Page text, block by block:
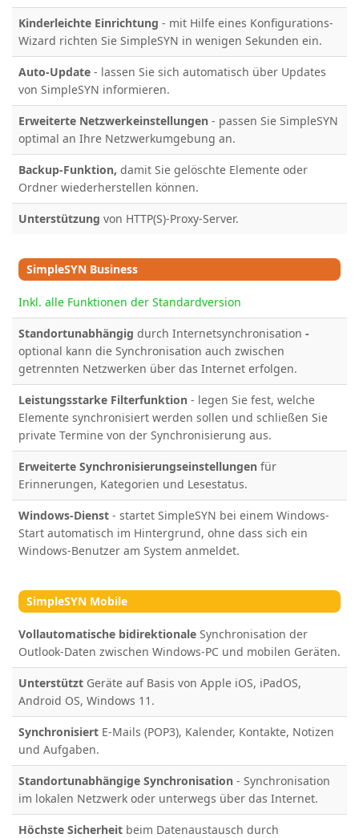
Kinderleichte Einrichtung - mit Hilfe eines Konfigurations-
Wizard richten Sie SimpleSYN in wenigen Sekunden ein.
Auto-Update - lassen Sie sich automatisch über Updates
von SimpleSYN informieren.
Erweiterte Netzwerkeinstellungen - passen Sie SimpleSYN
optimal an Ihre Netzwerkumgebung an.
Backup-Funktion, damit Sie gelöschte Elemente oder
Ordner wiederherstellen können.
Unterstützung von HTTP(S)-Proxy-Server.
SimpleSYN Business
Inkl. alle Funktionen der Standardversion
Standortunabhängig durch Internetsynchronisation -
optional kann die Synchronisation auch zwischen
getrennten Netzwerken über das Internet erfolgen.
Leistungsstarke Filterfunktion - legen Sie fest, welche
Elemente synchronisiert werden sollen und schließen Sie
private Termine von der Synchronisierung aus.
Erweiterte Synchronisierungseinstellungen für
Erinnerungen, Kategorien und Lesestatus.
Windows-Dienst - startet SimpleSYN bei einem Windows-
Start automatisch im Hintergrund, ohne dass sich ein
Windows-Benutzer am System anmeldet.
SimpleSYN Mobile
Vollautomatische bidirektionale Synchronisation der
Outlook-Daten zwischen Windows-PC und mobilen Geräten.
Unterstützt Geräte auf Basis von Apple iOS, iPadOS,
Android OS, Windows 11.
Synchronisiert E-Mails (POP3), Kalender, Kontakte, Notizen
und Aufgaben.
Standortunabhängige Synchronisation - Synchronisation
im lokalen Netzwerk oder unterwegs über das Internet.
Höchste Sicherheit beim Datenaustausch durch